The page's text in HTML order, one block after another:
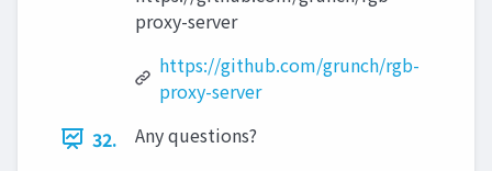
proxy-server
https://github.com/grunch/rgb-
proxy-server
32.
Any questions?